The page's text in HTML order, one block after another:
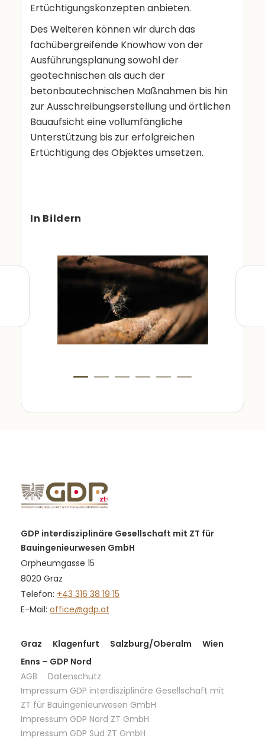
Ertüchtigungskonzepten anbieten.
Des Weiteren können wir durch das
fachübergreifende Knowhow von der
Ausführungsplanung sowohl der
geotechnischen als auch der
betonbautechnischen Maßnahmen bis hin
zur Ausschreibungserstellung und örtlichen
Bauaufsicht eine vollumfängliche
Unterstützung bis zur erfolgreichen
Ertüchtigung des Objektes umsetzen.
In Bildern
GDP interdisziplinäre Gesellschaft mit ZT für
Bauingenieurwesen GmbH
Orpheumgasse 15
8020 Graz
Telefon: +43 316 38 19 15
E-Mail: office@gdp.at
Graz Klagenfurt Salzburg/Oberalm
Wien
Enns – GDP Nord
AGB
Datenschutz
Impressum GDP interdisziplinäre Gesellschaft mit
ZT für Bauingenieurwesen GmbH
Impressum GDP Nord ZT GmbH
Impressum GDP Süd ZT GmbH